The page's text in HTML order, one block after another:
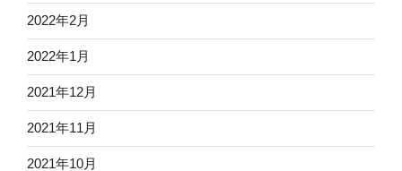
2022年2月
2022年1月
2021年12月
2021年11月
2021年10月